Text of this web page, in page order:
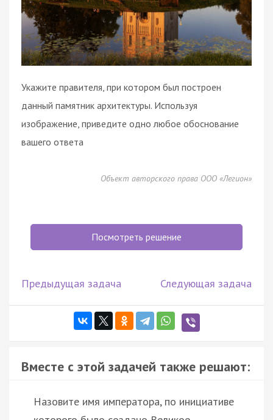
Укажите правителя, при котором был построен
данный памятник архитектуры. Используя
изображение, приведите одно любое обоснование
вашего ответа
Объект авторского права ООО «Легион»
Посмотреть решение
Предыдущая задача Следующая задача
Вместе с этой задачей также решают:
Назовите имя императора, по инициативе